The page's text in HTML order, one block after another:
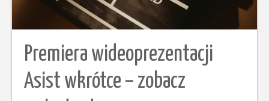
Premiera wideoprezentacji
Asist wkrótce – zobacz